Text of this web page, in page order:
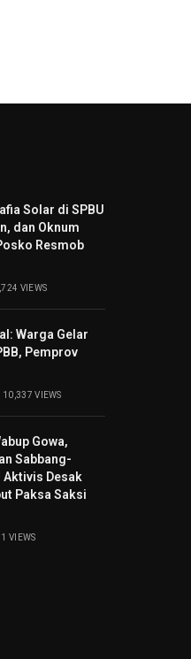
Solar di SPBU
dan Oknum
Resmob
VIEWS
Warga Gelar
Pemprov
10,337VIEWS
Gowa,
Sabbang-
Aktivis Desak
Paksa Saksi
VIEWS